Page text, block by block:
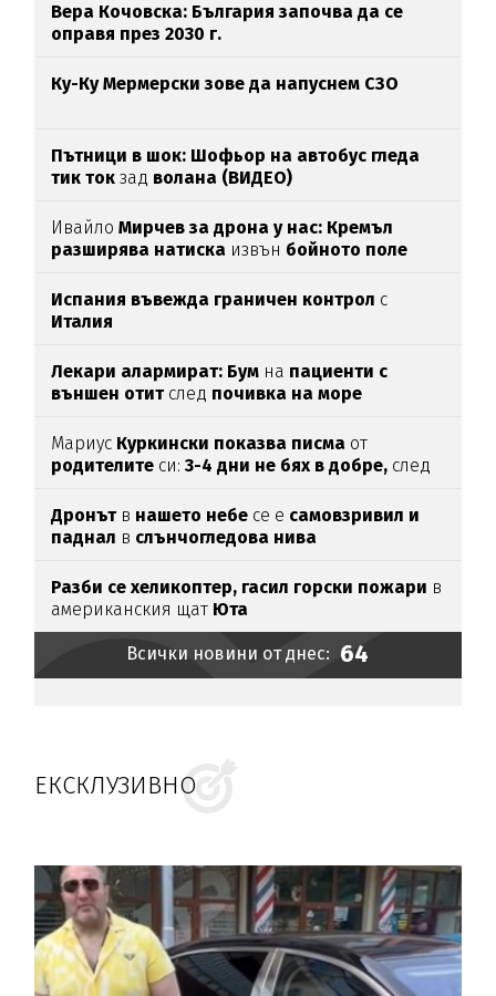
Вера Кочовска: България започва да се
оправя през 2030 г.
Ку-Ку Мермерски зове да напуснем СЗО
Пътници в шок: Шофьор на автобус гледа
тик ток зад волана (ВИДЕО)
ИвайлоМирчев за дрона у нас: Кремъл
разширява натиска извън бойното поле
Испания въвежда граничен контрол с
Италия
Лекари алармират: Бум на пациенти с
външен отитслед почивка на море
Мариус Куркински показва писма от
родителите си:3-4 дни не бях в добре, след
Дронътв нашето небе се е самовзривил и
паднал в слънчогледова нива
Разби се хеликоптер, гасил горски пожари в
американския щат Юта
Всички новини от днес: 64
ЕКСКЛУЗИВНО